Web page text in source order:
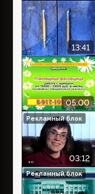
13:41
05:00
03:12
Рекламный блок
Рекламный блок